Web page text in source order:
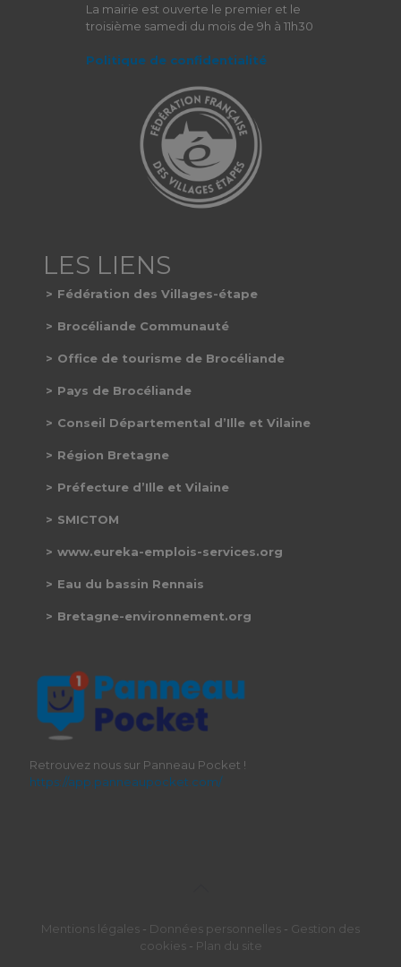
La mairie est ouverte le premier et le
troisième samedi du mois de 9h à 11h30
Politique de confidentialité
Fédération des Villages-étape
Brocéliande Communauté
Office de tourisme de Brocéliande
Pays de Brocéliande
Conseil Départemental d’Ille et Vilaine
Région Bretagne
Préfecture d’Ille et Vilaine
SMICTOM
www.eureka-emplois-services.org
Eau du bassin Rennais
Bretagne-environnement.org
Retrouvez nous sur Panneau Pocket !
https://app.panneaupocket.com/
Mentions légales - Données personnelles - Gestion des
cookies- Plan du site